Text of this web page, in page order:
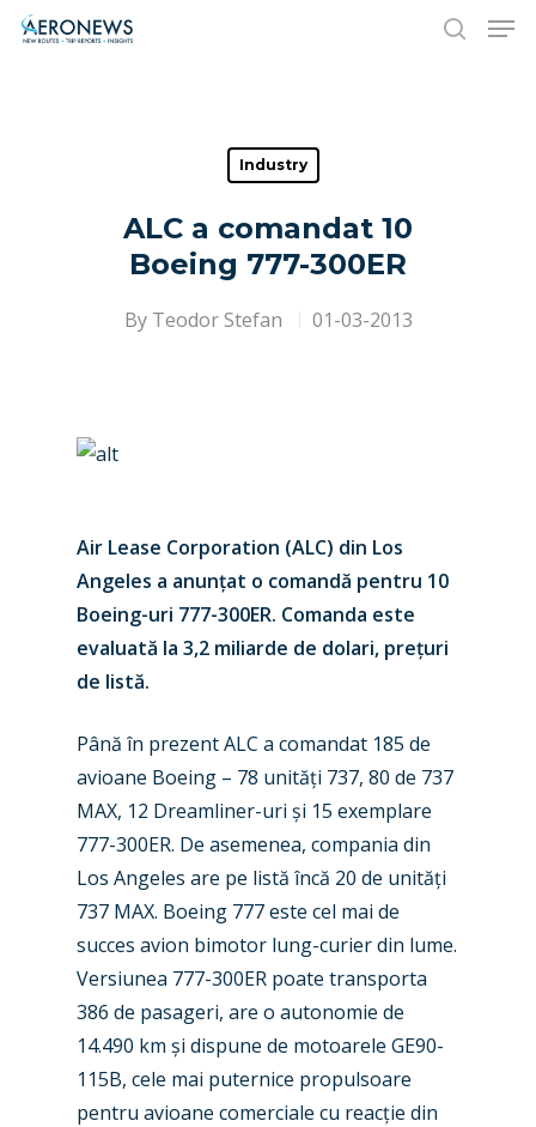
Hit enter to search or ESC to close
Industry
ALC a comandat 10
Boeing 777-300ER
By Teodor Stefan 01-03-2013
Air Lease Corporation (ALC) din Los
Angeles a anunțat o comandă pentru 10
Boeing-uri 777-300ER. Comanda este
evaluată la 3,2 miliarde de dolari, prețuri
de listă.
Până în prezent ALC a comandat 185 de
avioane Boeing – 78 unități 737, 80 de 737
MAX, 12 Dreamliner-uri și 15 exemplare
777-300ER. De asemenea, compania din
Los Angeles are pe listă încă 20 de unități
737 MAX. Boeing 777 este cel mai de
succes avion bimotor lung-curier din lume.
Versiunea 777-300ER poate transporta
386 de pasageri, are o autonomie de
14.490 km și dispune de motoarele GE90-
115B, cele mai puternice propulsoare
pentru avioane comerciale cu reacție din
New Routes
Industry
Accidents / Incidents
Airshows
Dubai 2025
Paris 2025
Business Jets
Military